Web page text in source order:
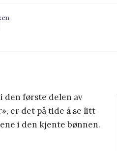
den første delen av
er det på tide å se litt
i den kjente bønnen.